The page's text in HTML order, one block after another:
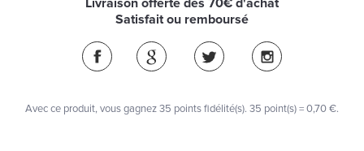
Livraison offerte dès 70€ d'achat
Satisfait ou remboursé
Avec ce produit, vous gagnez35 points fidélité(s). 35 point(s) =0,70 €.